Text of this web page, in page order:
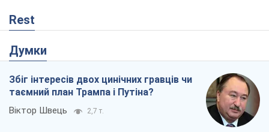
Rest
Думки
Збіг інтересів двох цинічних гравців чи
таємний план Трампа і Путіна?
Віктор Швець 2,7 т.